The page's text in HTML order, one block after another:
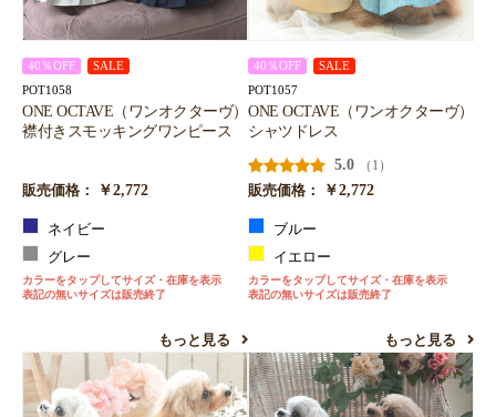
40％OFF SALE
POT1058
ONE OCTAVE（ワンオクターヴ）
襟付きスモッキングワンピース
販売価格： ￥2,772
ネイビー
グレー
カラーをタップしてサイズ・在庫を表示
表記の無いサイズは販売終了
もっと見る
40％OFF SALE
POT1057
ONE OCTAVE（ワンオクターヴ）
シャツドレス
5.0
（1）
販売価格：
￥2,772
ブルー
イエロー
カラーをタップしてサイズ・在庫を表示
表記の無いサイズは販売終了
もっと見る